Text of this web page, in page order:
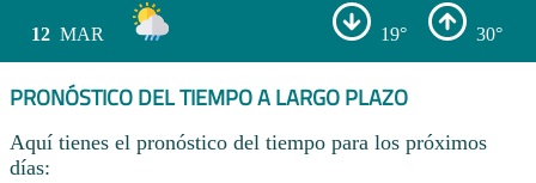
12 MAR 19° 30°
PRONÓSTICO DEL TIEMPO A LARGO PLAZO
Aquí tienes el pronóstico del tiempo para los próximos
días: